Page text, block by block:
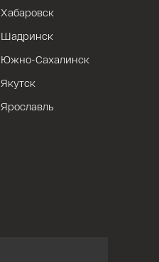
Хабаровск
Шадринск
Южно-Сахалинск
Якутск
Ярославль